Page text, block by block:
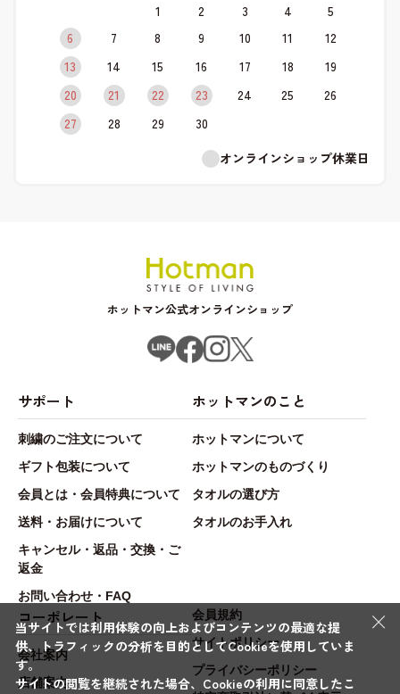
1 2 3 4
5
6
7 8 9 10 11
12
13
14 15 16 17 18
19
20
21 22 23 24 25
26
27
28 29
30
オンラインショップ休業日
ホットマン公式オンラインショップ
サポート
刺繍のご注文について
ギフト包装について
会員とは・会員特典について
送料・お届けについて
キャンセル・返品・交換・ご
返金
お問い合わせ・FAQ
ホットマンのこと
ホットマンについて
ホットマンのものづくり
タオルの選び方
タオルのお手入れ
コーポレート
会社案内
店舗案内
会員規約
サイトポリシー
プライバシーポリシー
×
当サイトでは利用体験の向上およびコンテンツの最適な提
供、トラフィックの分析を目的としてCookieを使用していま
す。
サイトの閲覧を継続された場合、Cookieの利用に同意したこ